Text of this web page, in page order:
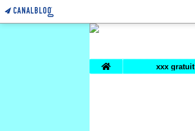
Home xxx gratuit